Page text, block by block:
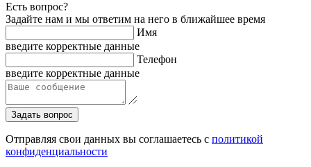
Есть вопрос?
Задайте нам и мы ответим на него в ближайшее время
Имя
введите корректные данные
Телефон
введите корректные данные
Задать вопрос
Отправляя свои данных вы соглашаетесь с политикой
конфиденциальности